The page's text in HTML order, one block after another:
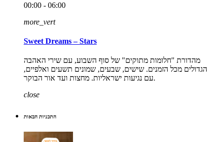
00:00 - 06:00
more_vert
Sweet Dreams – Stars
מהדורת "חלומות מתוקים" של סוף השבוע, עם שירי האהבה
הגדולים מכל הזמנים. שישים, שבעים, שמונים תשעים ואלפיים,
עם נגיעות ישראליות. מחצות ועד אור הבוקר.
close
התכניות הבאות